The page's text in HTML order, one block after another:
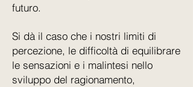
futuro.
Si dà il caso che i nostri limiti di
percezione, le difficoltà di equilibrare
le sensazioni e i malintesi nello
sviluppo del ragionamento,